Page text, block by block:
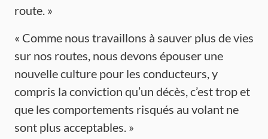
route. »
« Comme nous travaillons à sauver plus de vies
sur nos routes, nous devons épouser une
nouvelle culture pour les conducteurs, y
compris la conviction qu’un décès, c’est trop et
que les comportements risqués au volant ne
sont plus acceptables. »